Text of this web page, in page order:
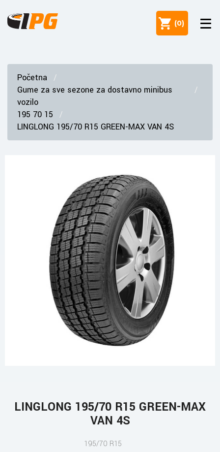
(0)
Početna
Gume za sve sezone za dostavno minibus
vozilo
195 70 15
LINGLONG 195/70 R15 GREEN-MAX VAN 4S
LINGLONG 195/70 R15 GREEN-MAX
VAN 4S
195/70 R15